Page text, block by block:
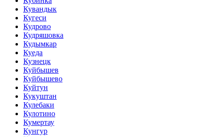
Кувандык
Кугеси
Кудрово
Кудряшовка
Кудымкар
Куеда
Кузнецк
Куйбышев
Куйбышево
Куйтун
Кукуштан
Кулебаки
Кулотино
Кумертау
Кунгур